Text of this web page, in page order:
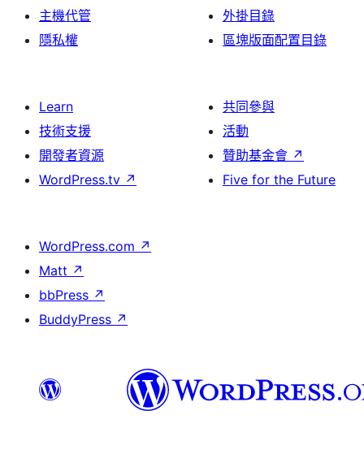
主機代管
隱私權
外掛目錄
區塊版面配置目錄
Learn
技術支援
開發者資源
WordPress.tv ↗
共同參與
活動
贊助基金會 ↗
Five for the Future
WordPress.com ↗
Matt ↗
bbPress ↗
BuddyPress ↗